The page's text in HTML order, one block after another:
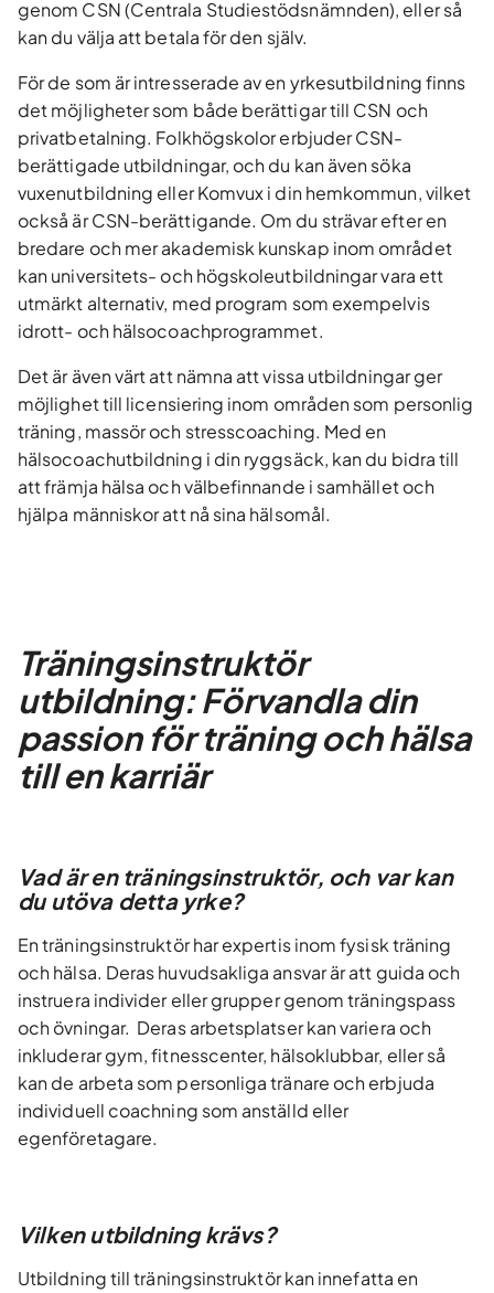
genom CSN (Centrala Studiestödsnämnden), eller så
kan du välja att betala för den själv.
För de som är intresserade av en yrkesutbildning finns
det möjligheter som både berättigar till CSN och
privatbetalning. Folkhögskolor erbjuder CSN-
berättigade utbildningar, och du kan även söka
vuxenutbildning eller Komvux i din hemkommun, vilket
också är CSN-berättigande. Om du strävar efter en
bredare och mer akademisk kunskap inom området
kan universitets- och högskoleutbildningar vara ett
utmärkt alternativ, med program som exempelvis
idrott- och hälsocoachprogrammet.
Det är även värt att nämna att vissa utbildningar ger
möjlighet till licensiering inom områden som personlig
träning, massör och stresscoaching. Med en
hälsocoachutbildning i din ryggsäck, kan du bidra till
att främja hälsa och välbefinnande i samhället och
hjälpa människor att nå sina hälsomål.
Träningsinstruktör
utbildning: Förvandla din
passion för träning och hälsa
till en karriär
Vad är en träningsinstruktör, och var kan
du utöva detta yrke?
En träningsinstruktör har expertis inom fysisk träning
och hälsa. Deras huvudsakliga ansvar är att guida och
instruera individer eller grupper genom träningspass
och övningar. Deras arbetsplatser kan variera och
inkluderar gym, fitnesscenter, hälsoklubbar, eller så
kan de arbeta som personliga tränare och erbjuda
individuell coachning som anställd eller
egenföretagare.
Vilken utbildning krävs?
Utbildning till träningsinstruktör kan innefatta en